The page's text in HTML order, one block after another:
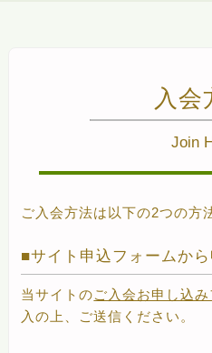
入会
Join
ご入会方法は以下の2つの方
サイト申込フォームか
当サイトのご入会お申し込み
入の上、ご送信ください。